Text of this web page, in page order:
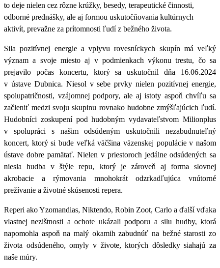
to deje nielen cez rôzne krúžky, besedy, terapeutické činnosti,
odborné prednášky, ale aj formou uskutočňovania kultúrnych
aktivít, prevažne za prítomnosti ľudí z bežného života.
Sila pozitívnej energie a vplyvu rovesníckych skupín má veľký
význam a svoje miesto aj v podmienkach výkonu trestu, čo sa
prejavilo počas koncertu, ktorý sa uskutočnildňa 16.06.2024
v ústave Dubnica. Niesol v sebe prvky nielen pozitívnej energie,
spolupatričnosti, vzájomnej podpory, ale aj istoty aspoň chvíľu sa
začleniť medzi svoju skupinu rovnako hudobne zmýšľajúcich ľudí.
Hudobníci zoskupení pod hudobným vydavateľstvom Milionplus
v spolupráci s našim odsúdeným uskutočnili nezabudnuteľný
koncert, ktorý si bude veľká väčšina väzenskej populácie v našom
ústave dobre pamätať. Nielen v priestoroch jedálne odsúdených sa
niesla hudba v štýle repu, ktorý je zároveň aj forma slovnej
akrobacie a rýmovania mnohokrát odzrkadľujúca vnútorné
prežívanie a životné skúsenosti repera.
Reperi ako Yzomandias, Niktendo, Robin Zoot, Carlo a ďalší vďaka
vlastnej nezištnosti a ochote ukázali podporu a silu hudby, ktorá
napomohla aspoň na malý okamih zabudnúť na bežné starosti zo
života odsúdeného, omyly v živote, ktorých dôsledky siahajú za
naše múry.